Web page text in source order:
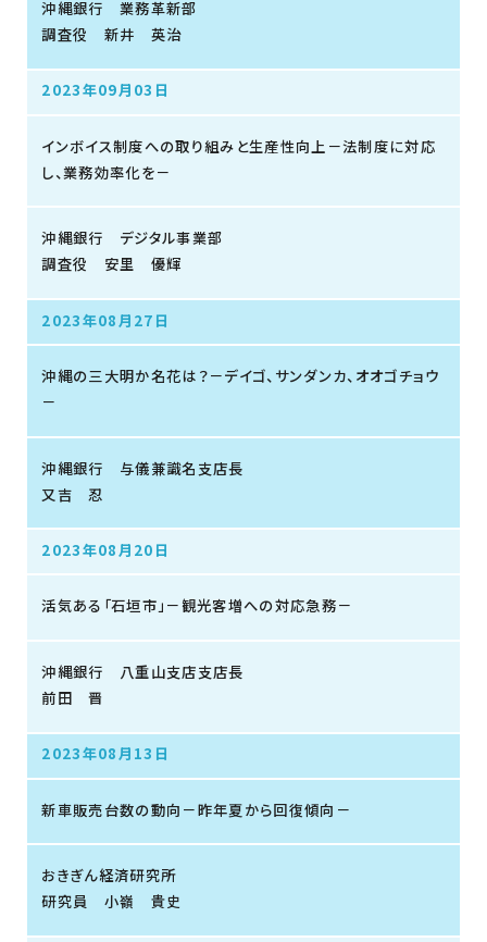
沖縄銀行 業務革新部
調査役 新井 英治
2023年09月03日
インボイス制度への取り組みと生産性向上－法制度に対応
し、業務効率化を－
沖縄銀行 デジタル事業部
調査役 安里 優輝
2023年08月27日
沖縄の三大明か名花は？－デイゴ、サンダンカ、オオゴチョウ
－
沖縄銀行 与儀兼識名支店長
又吉 忍
2023年08月20日
活気ある「石垣市」－観光客増への対応急務－
沖縄銀行 八重山支店支店長
前田 晋
2023年08月13日
新車販売台数の動向－昨年夏から回復傾向－
おきぎん経済研究所
研究員 小嶺 貴史